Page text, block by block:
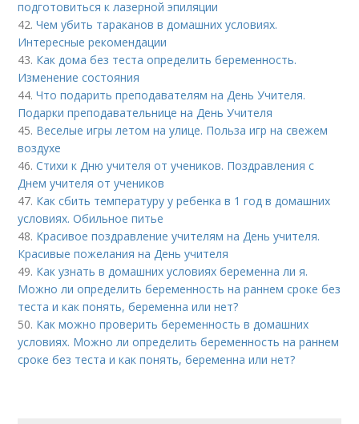
подготовиться к лазерной эпиляции
42.Чем убить тараканов в домашних условиях.
Интересные рекомендации
43. Как дома без теста определить беременность.
Изменение состояния
44.Что подарить преподавателям на День Учителя.
Подарки преподавательнице на День Учителя
45. Веселые игры летом на улице. Польза игр на свежем
воздухе
46.Стихи к Дню учителя от учеников. Поздравления с
Днем учителя от учеников
47. Как сбить температуру у ребенка в 1 год в домашних
условиях. Обильное питье
48. Красивое поздравление учителям на День учителя.
Красивые пожелания на День учителя
49. Как узнать в домашних условиях беременна ли я.
Можно ли определить беременность на раннем сроке без
теста и как понять, беременна или нет?
50. Как можно проверить беременность в домашних
условиях. Можно ли определить беременность на раннем
сроке без теста и как понять, беременна или нет?